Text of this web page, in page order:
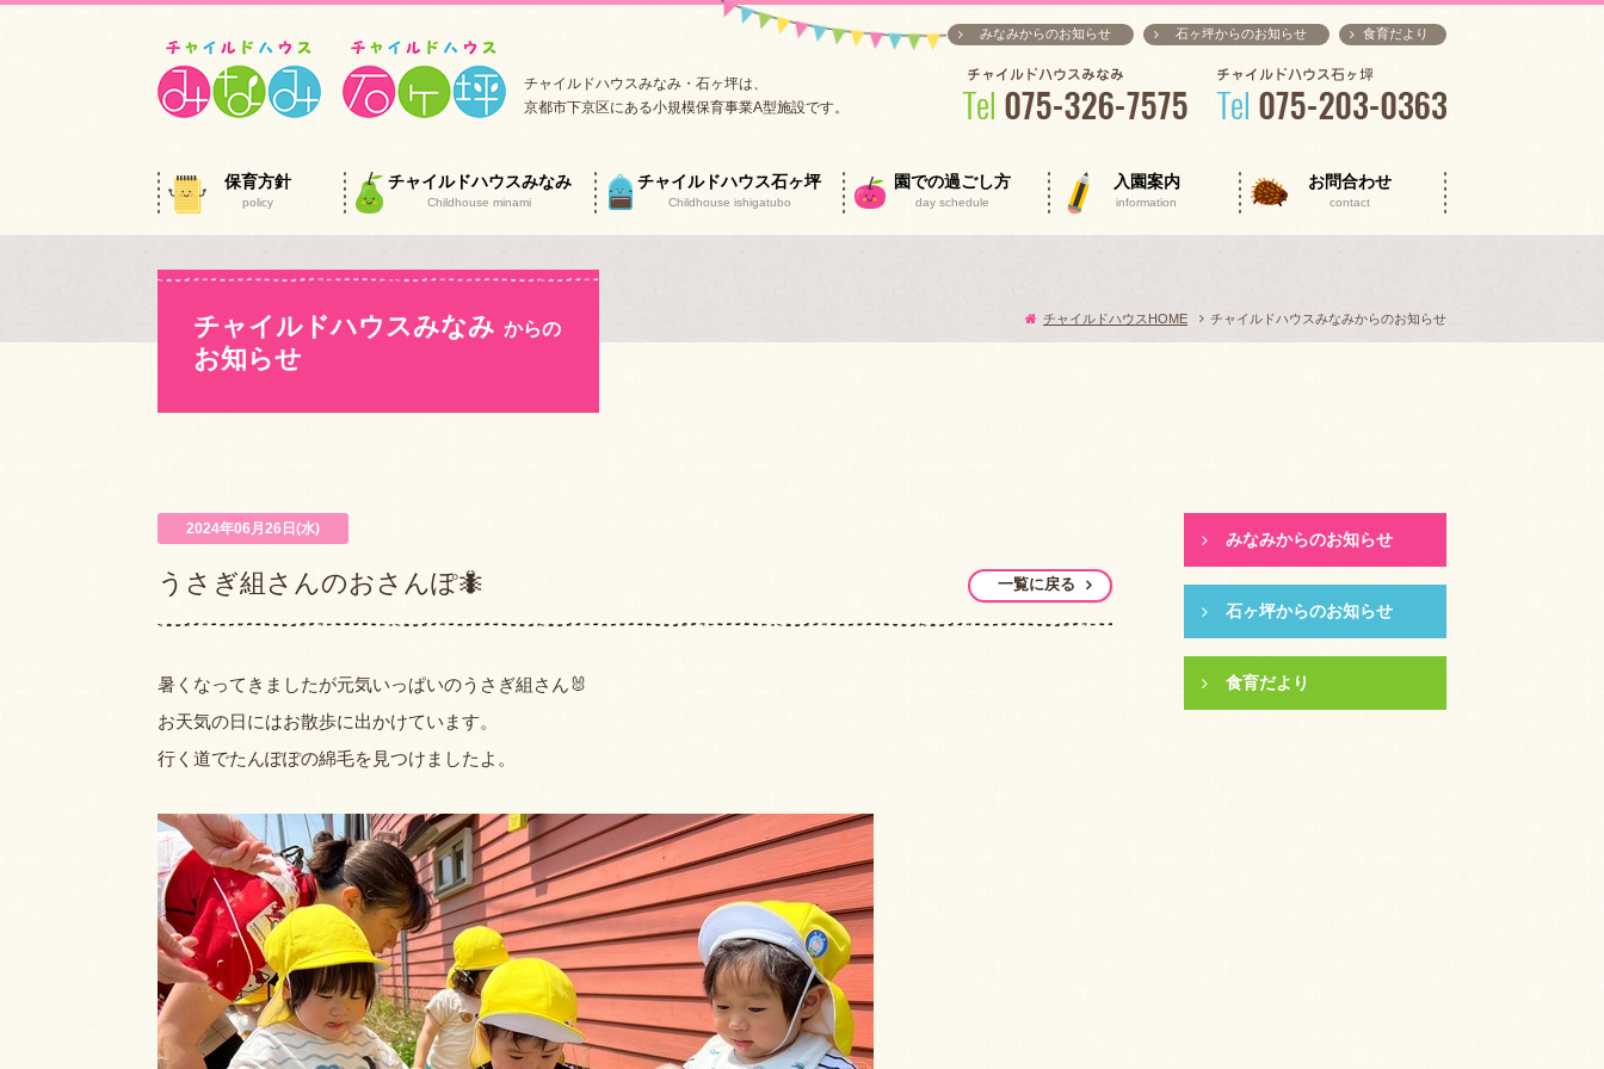
チャイルドハウスみなみ・石ヶ坪は、
京都市下京区にある小規模保育事業A型施設です。
みなみからのお知らせ 石ヶ坪からのお知らせ 食育だより
保育方針
policy
チャイルドハウスみなみ
Childhouse minami
チャイルドハウス石ヶ坪
Childhouse ishigatubo
園での過ごし方
day schedule
入園案内
information
お問合わせ
contact
チャイルドハウスみなみ からの
お知らせ
チャイルドハウスHOME チャイルドハウスみなみからのお知らせ
2024年06月26日(水)
うさぎ組さんのおさんぽ🐜 一覧に戻る
暑くなってきましたが元気いっぱいのうさぎ組さん🐰
お天気の日にはお散歩に出かけています。
行く道でたんぽぽの綿毛を見つけましたよ。
みなみからのお知らせ
石ヶ坪からのお知らせ
食育だより